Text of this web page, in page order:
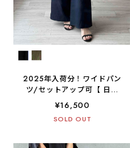
2025年入荷分！ワイドパン
ツ/セットアップ可【 日本
¥16,500
SOLD OUT